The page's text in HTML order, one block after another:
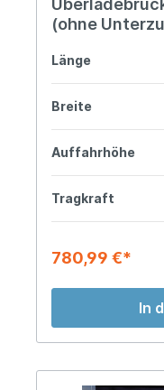
(ohne
Länge
Breite
Auffahrhöhe
Tragkraft
780,99 €*
In